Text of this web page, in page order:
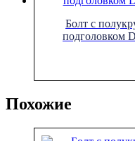
Болт с
подголовком
Похожие